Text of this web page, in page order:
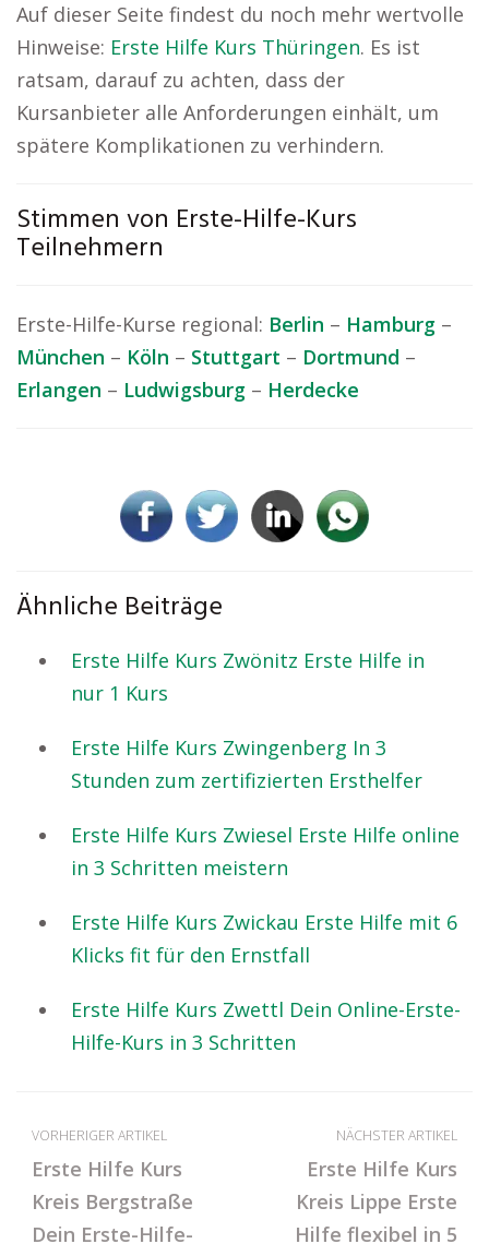
Auf dieser Seite findest du noch mehr wertvolle
Hinweise: Erste Hilfe Kurs Thüringen. Es ist
ratsam, darauf zu achten, dass der
Kursanbieter alle Anforderungen einhält, um
spätere Komplikationen zu verhindern.
Stimmen von Erste-Hilfe-Kurs
Teilnehmern
Erste-Hilfe-Kurse regional: Berlin – Hamburg –
München – Köln – Stuttgart – Dortmund –
Erlangen – Ludwigsburg – Herdecke
Ähnliche Beiträge
Erste Hilfe Kurs Zwönitz Erste Hilfe in
nur 1 Kurs
Erste Hilfe Kurs Zwingenberg In 3
Stunden zum zertifizierten Ersthelfer
Erste Hilfe Kurs Zwiesel Erste Hilfe online
in 3 Schritten meistern
Erste Hilfe Kurs Zwickau Erste Hilfe mit 6
Klicks fit für den Ernstfall
Erste Hilfe Kurs Zwettl Dein Online-Erste-
Hilfe-Kurs in 3 Schritten
VORHERIGER ARTIKEL
Erste Hilfe Kurs
Kreis Bergstraße
Dein Erste-Hilfe-
NÄCHSTER ARTIKEL
Erste Hilfe Kurs
Kreis Lippe Erste
Hilfe flexibel in 5